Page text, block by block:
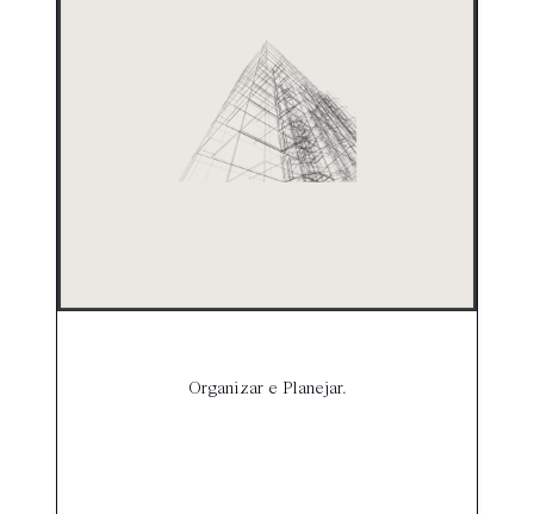
Organizar e Planejar.